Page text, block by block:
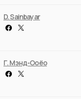
D. Sainbayar
Г. Мэнд-Ооёо